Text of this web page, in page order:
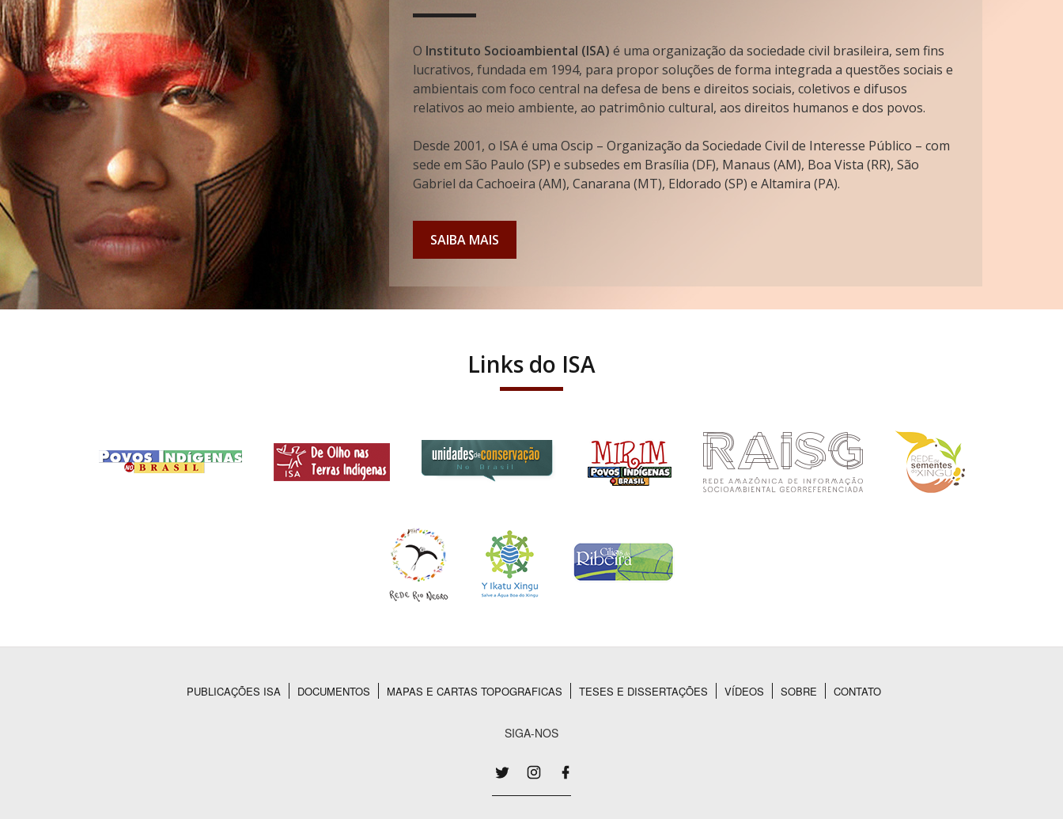
O Instituto Socioambiental (ISA) é uma organização da sociedade civil brasileira, sem fins
lucrativos, fundada em 1994, para propor soluções de forma integrada a questões sociais e
ambientais com foco central na defesa de bens e direitos sociais, coletivos e difusos
relativos ao meio ambiente, ao patrimônio cultural, aos direitos humanos e dos povos.
Desde 2001, o ISA é uma Oscip – Organização da Sociedade Civil de Interesse Público – com
sede em São Paulo (SP) e subsedes em Brasília (DF), Manaus (AM), Boa Vista (RR), São
Gabriel da Cachoeira (AM), Canarana (MT), Eldorado (SP) e Altamira (PA).
SAIBA MAIS
Links do ISA
PUBLICAÇÕES ISA DOCUMENTOS MAPAS E CARTAS TOPOGRAFICAS TESES E DISSERTAÇÕES VÍDEOS SOBRE CONTATO
SIGA-NOS